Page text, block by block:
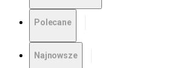
Polecane
Najnowsze